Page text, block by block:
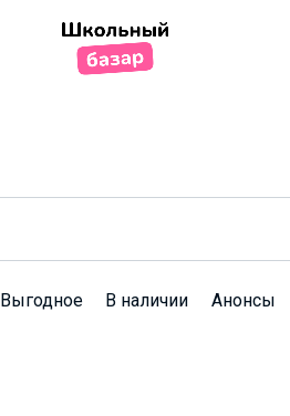
Выгодное В наличии Анонсы